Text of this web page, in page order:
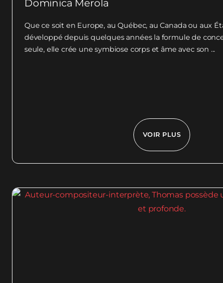
Dominica Merola
Que ce soit en Europe, au Québec, au Canada ou aux
développé depuis quelques années la formule de
seule, elle crée une symbiose corps et âme avec son ...
VOIR PLUS